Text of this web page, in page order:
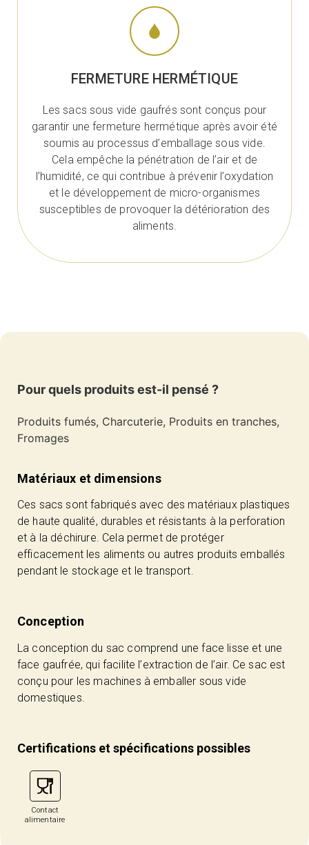
FERMETURE HERMÉTIQUE
Les sacs sous vide gaufrés sont conçus pour
garantir une fermeture hermétique après avoir été
soumis au processus d’emballage sous vide.
Cela empêche la pénétration de l’air et de
l’humidité, ce qui contribue à prévenir l’oxydation
et le développement de micro-organismes
susceptibles de provoquer la détérioration des
aliments.
Pour quels produits est-il pensé ?
Produits fumés, Charcuterie, Produits en tranches,
Fromages
Matériaux et dimensions
Ces sacs sont fabriqués avec des matériaux plastiques
de haute qualité, durables et résistants à la perforation
et à la déchirure. Cela permet de protéger
efficacement les aliments ou autres produits emballés
pendant le stockage et le transport.
Conception
La conception du sac comprend une face lisse et une
face gaufrée, qui facilite l’extraction de l’air. Ce sac est
conçu pour les machines à emballer sous vide
domestiques.
Certifications et spécifications possibles
Contact
alimentaire